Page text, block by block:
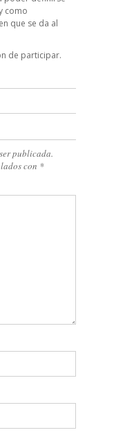
como
que se da al
de participar.
publicada.
con *